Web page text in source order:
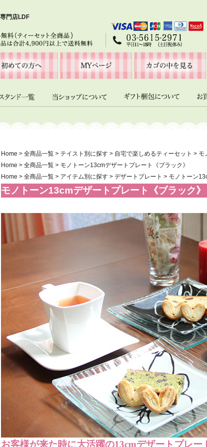
門店LDF
Home > 全商品一覧 > テイスト別に探す > 自宅で楽しめるティーセット > モ
Home > 全商品一覧 > モノトーン13cmデザートプレート《ブラック》
Home > 全商品一覧 > アイテム別に探す > デザートプレート > モノトーン
モノトーン13cmデザートプレート《ブラック》
お客様が来た時に大活躍の13cmデザートプレー